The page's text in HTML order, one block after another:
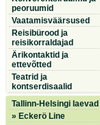
peoruumid
Vaatamisväärsused
Reisibürood ja
reisikorraldajad
Ärikontaktid ja
ettevõtted
Teatrid ja
kontserdisaalid
Tallinn-Helsingi laevad
» Eckerö Line